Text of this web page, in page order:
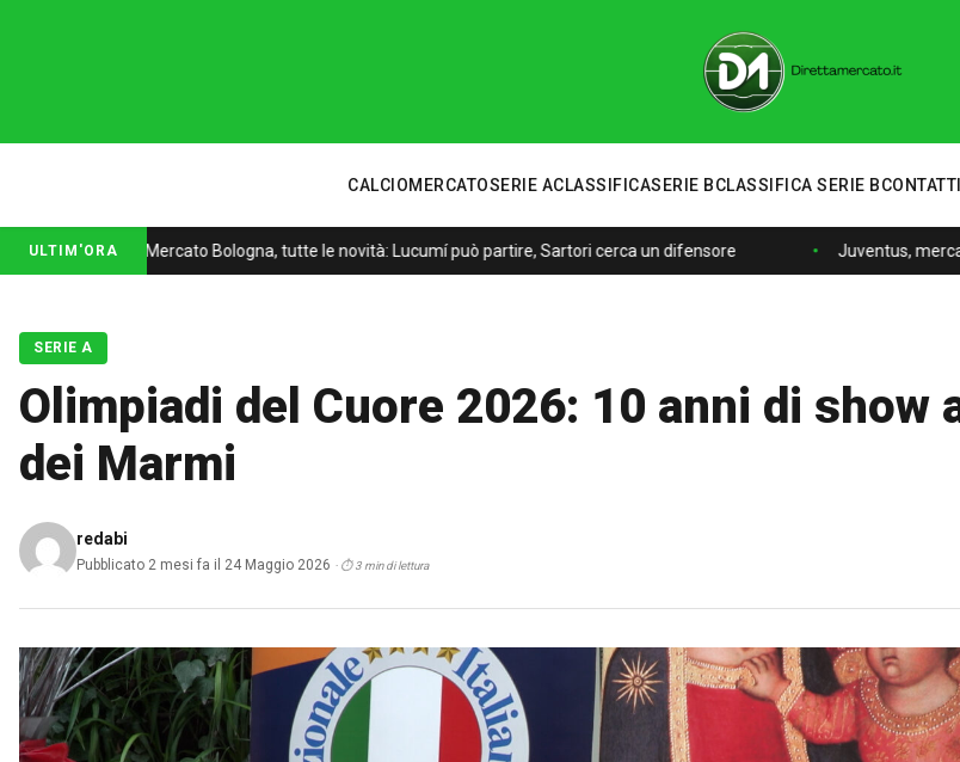
CALCIOMERCATOSERIE ACLASSIFICASERIE BCLASSIFICA SERIE BCONTATTI
ULTIM'ORA Mercato Bologna, tutte le novità: Lucumí può partire, Sartori cerca un difensore Juventus,
SERIE A
Olimpiadi del Cuore 2026: 10 anni di show
dei Marmi
redabi
Pubblicato 2 mesi fa il 24 Maggio 2026 · ⏱ 3 min di lettura